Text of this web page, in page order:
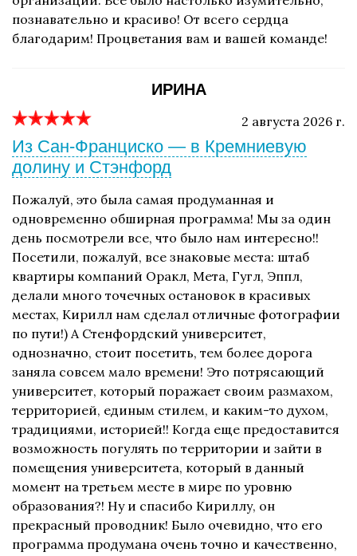
познавательно и красиво! От всего сердца
благодарим! Процветания вам и вашей команде!
ИРИНА
2 августа 2026 г.
Из Сан-Франциско — в Кремниевую
долину и Стэнфорд
Пожалуй, это была самая продуманная и
одновременно обширная программа! Мы за один
день посмотрели все, что было нам интересно!!
Посетили, пожалуй, все знаковые места: штаб
квартиры компаний Оракл, Мета, Гугл, Эппл,
делали много точечных остановок в красивых
местах, Кирилл нам сделал отличные фотографии
по пути!) А Стенфордский университет,
однозначно, стоит посетить, тем более дорога
заняла совсем мало времени! Это потрясающий
университет, который поражает своим размахом,
территорией, единым стилем, и каким-то духом,
традициями, историей!! Когда еще предоставится
возможность погулять по территории и зайти в
помещения университета, который в данный
момент на третьем месте в мире по уровню
образования?! Ну и спасибо Кириллу, он
прекрасный проводник! Было очевидно, что его
программа продумана очень точно и качественно,